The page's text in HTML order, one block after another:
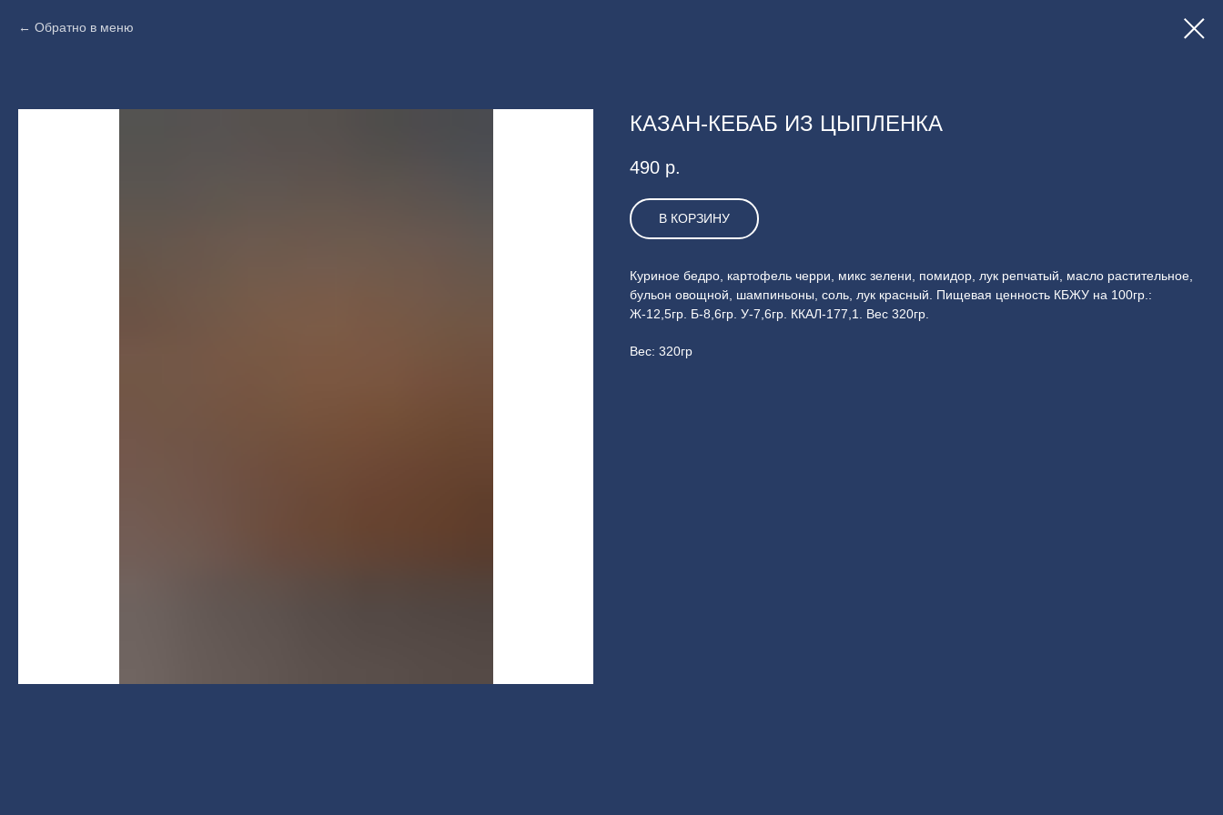
Обратно в меню
КАЗАН-КЕБАБ ИЗ ЦЫПЛЕНКА
490 р.
В КОРЗИНУ
Куриное бедро, картофель черри, микс зелени, помидор, лук репчатый, масло растительное,
бульон овощной, шампиньоны, соль, лук красный. Пищевая ценность КБЖУ на 100гр.:
Ж-12,5гр. Б-8,6гр. У-7,6гр. ККАЛ-177,1. Вес 320гр.
Вес: 320гр